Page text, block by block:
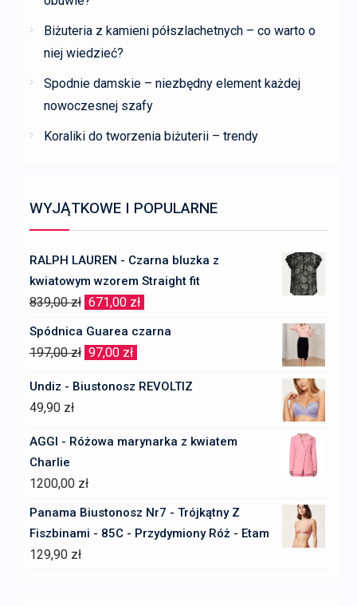
Biżuteria z kamieni półszlachetnych – co warto o
niej wiedzieć?
Spodnie damskie – niezbędny element każdej
nowoczesnej szafy
Koraliki do tworzenia biżuterii – trendy
WYJĄTKOWE I POPULARNE
RALPH LAUREN - Czarna bluzka z
kwiatowym wzorem Straight fit
839,00zł Pierwotna
cena
wynosiła:
671,00 zł
Spódnica Guarea czarna
197,00zł Pierwotna
97,00 zł
Undiz - Biustonosz REVOLTIZ
49,90 zł
AGGI - Różowa marynarka z kwiatem
Charlie
1200,00 zł
Panama Biustonosz Nr7 - Trójkątny Z
Fiszbinami - 85C - Przydymiony Róż - Etam
129,90 zł